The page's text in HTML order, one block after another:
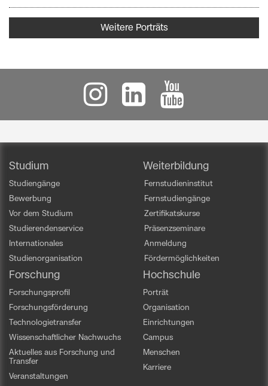
Weitere Porträts
Studium
Studiengänge
Bewerbung
Vor dem Studium
Studierendenservice
Internationales
Studienorganisation
Weiterbildung
Fernstudieninstitut
Fernstudiengänge
Zertifikatskurse
Präsenzseminare
Anmeldung
Fördermöglichkeiten
Forschung
Forschungsprofil
Forschungsförderung
Technologietransfer
Wissenschaftlicher Nachwuchs
Aktuelles aus Forschung und
Transfer
Veranstaltungen
Hochschule
Porträt
Organisation
Einrichtungen
Campus
Menschen
Karriere